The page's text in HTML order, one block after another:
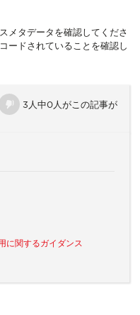
メタデータを確認してくださ
ードされていることを確認し
3人中0人がこの記事が
に関するガイダンス